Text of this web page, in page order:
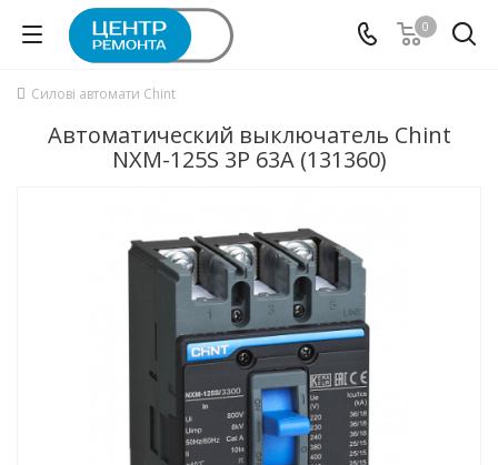
0
Силові автомати Chint
Автоматический выключатель Chint
NXM-125S 3P 63А (131360)